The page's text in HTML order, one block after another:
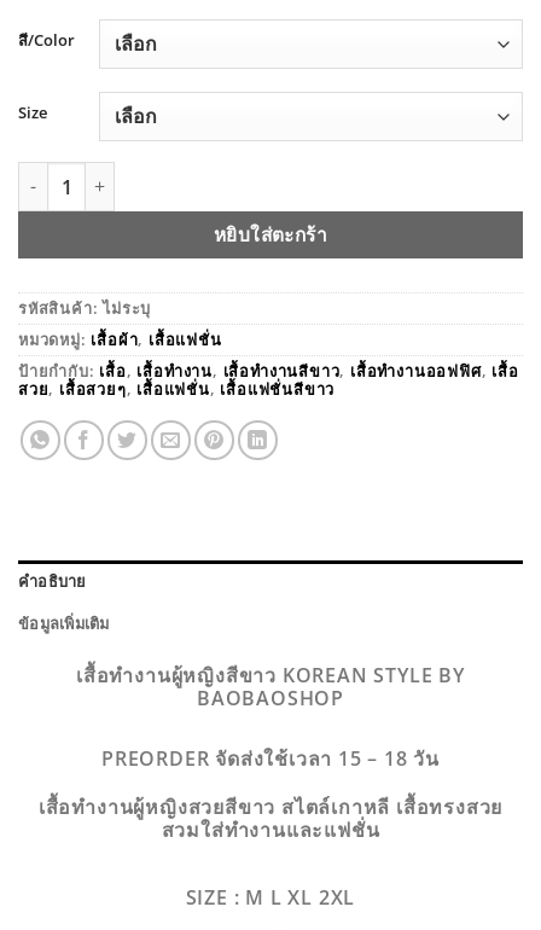
สี/Color
Size
หยิบใส่ตะกร้า
รหัสสินค้า:ไม่ระบุ
หมวดหมู่: เสื้อผ้า, เสื้อแฟชั่น
ป้ายกำกับ: เสื้อ, เสื้อทำงาน, เสื้อทำงานสีขาว, เสื้อทำงานออฟฟิศ, เสื้อ
สวย, เสื้อสวยๆ, เสื้อแฟชั่น, เสื้อแฟชั่นสีขาว
คำอธิบาย
ข้อมูลเพิ่มเติม
เสื้อทำงานผู้หญิงสีขาว KOREAN STYLE BY
BAOBAOSHOP
PREORDER จัดส่งใช้เวลา 15 – 18 วัน
เสื้อทำงานผู้หญิงสวยสีขาว สไตล์เกาหลี เสื้อทรงสวย
สวมใส่ทำงานและแฟชั่น
SIZE : M L XL 2XL